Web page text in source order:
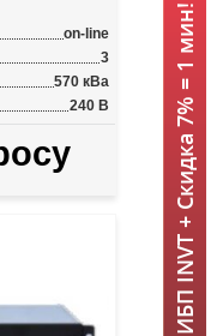
on-line
3
570 кВа
240 В ИБП INVT + Скидка 7% = 1 мин!